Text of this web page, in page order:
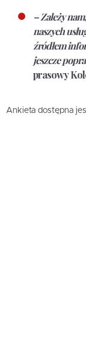
– Zależy
naszych
źródłem
jeszcze
prasowy
Ankieta dostępna